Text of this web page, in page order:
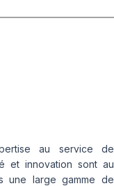
au service de
et innovation sont au
une large gamme de